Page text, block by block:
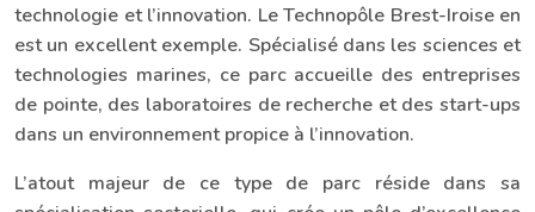
technologie et l’innovation. Le Technopôle Brest-Iroise en
est un excellent exemple. Spécialisé dans les sciences et
technologies marines, ce parc accueille des entreprises
de pointe, des laboratoires de recherche et des start-ups
dans un environnement propice à l’innovation.
L’atout majeur de ce type de parc réside dans sa